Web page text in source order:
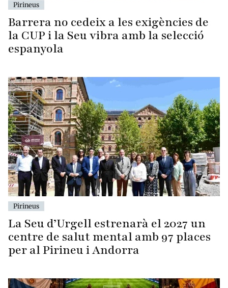
Pirineus
Barrera no cedeix a les exigències de
la CUP i la Seu vibra amb la selecció
espanyola
Pirineus
La Seu d’Urgell estrenarà el 2027 un
centre de salut mental amb 97 places
per al Pirineu i Andorra